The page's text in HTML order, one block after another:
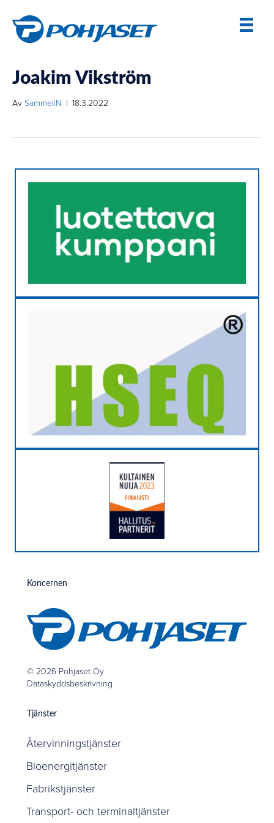
Joakim Vikström
Av SammeliN | 18.3.2022
Koncernen
© 2026 Pohjaset Oy
Dataskyddsbeskrivning
Tjänster
Återvinningstjänster
Bioenergitjänster
Fabrikstjänster
Transport- och terminaltjänster